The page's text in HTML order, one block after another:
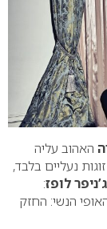
האהוב עליה
( גאס ) ועיצבה קולקציית קפסולה של 5 זוגות נעליים בלבד,
ג’ניפר לופז:
הנשי: החזק